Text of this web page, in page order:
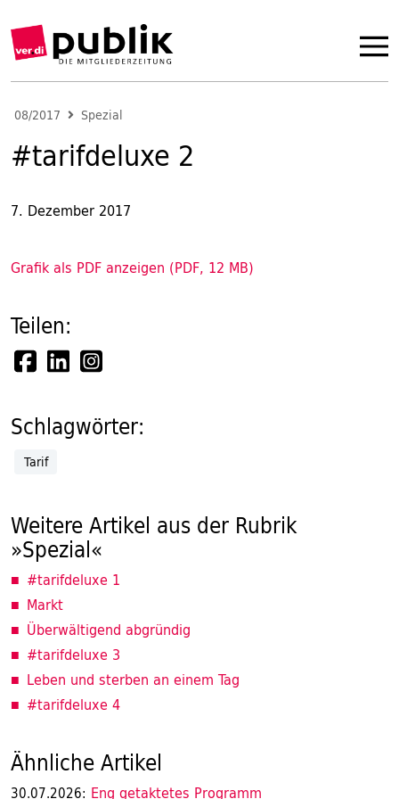
08/2017 Spezial
#tarifdeluxe 2
7. Dezember 2017
Grafik als PDF anzeigen (PDF, 12 MB)
Teilen:
Schlagwörter:
Tarif
Weitere Artikel aus der Rubrik
»Spezial«
#tarifdeluxe 1
Markt
Überwältigend abgründig
#tarifdeluxe 3
Leben und sterben an einem Tag
#tarifdeluxe 4
Ähnliche Artikel
30.07.2026: Eng getaktetes Programm